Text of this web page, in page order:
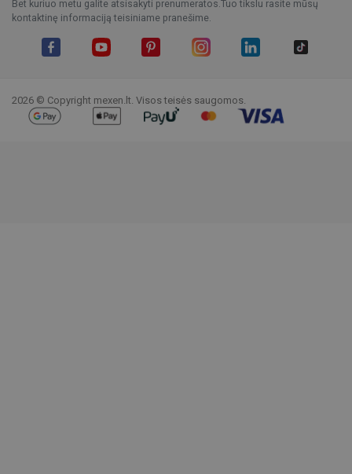
Bet kuriuo metu galite atsisakyti prenumeratos.Tuo tikslu rasite mūsų
kontaktinę informaciją teisiniame pranešime.
2026 © Copyright mexen.lt. Visos teisės saugomos.